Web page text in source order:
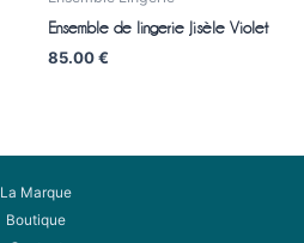
Ensemble de lingerie Jisèle Violet
85.00€
La Marque
Boutique